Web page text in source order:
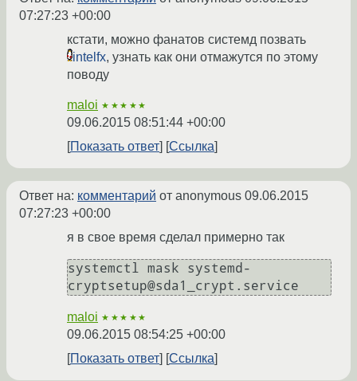
07:27:23 +00:00
кстати, можно фанатов системд позвать
intelfx, узнать как они отмажутся по этому
поводу
maloi ★★★★★
09.06.2015 08:51:44 +00:00
Показать ответ
Ссылка
Ответ на: комментарий от anonymous 09.06.2015
07:27:23 +00:00
я в свое время сделал примерно так
systemctl mask systemd-
cryptsetup@sda1_crypt.service
maloi ★★★★★
09.06.2015 08:54:25 +00:00
Показать ответ
Ссылка